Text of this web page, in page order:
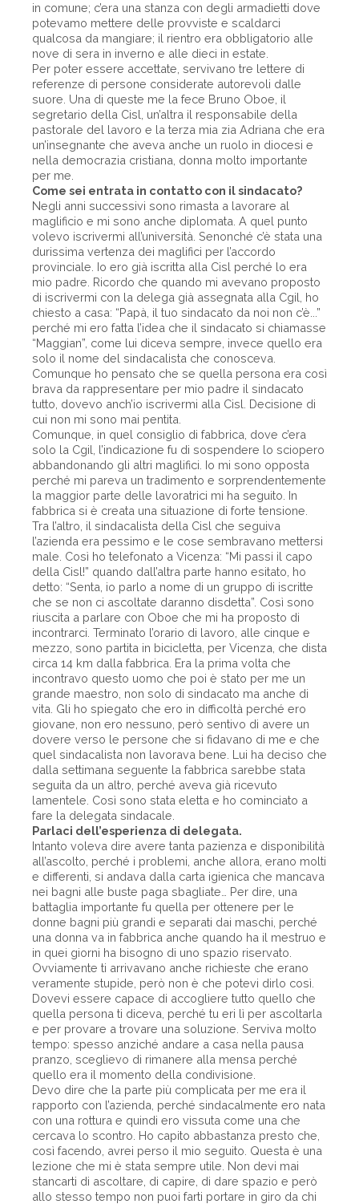
in comune; c’era una stanza con degli armadietti dove
potevamo mettere delle provviste e scaldarci
qualcosa da mangiare; il rientro era obbligatorio alle
nove di sera in inverno e alle dieci in estate.
Per poter essere accettate, servivano tre lettere di
referenze di persone considerate autorevoli dalle
suore. Una di queste me la fece Bruno Oboe, il
segretario della Cisl, un’altra il responsabile della
pastorale del lavoro e la terza mia zia Adriana che era
un’insegnante che aveva anche un ruolo in diocesi e
nella democrazia cristiana, donna molto importante
per me.
Come sei entrata in contatto con il sindacato?
Negli anni successivi sono rimasta a lavorare al
maglificio e mi sono anche diplomata. A quel punto
volevo iscrivermi all’università. Senonché c’è stata una
durissima vertenza dei maglifici per l’accordo
provinciale. Io ero già iscritta alla Cisl perché lo era
mio padre. Ricordo che quando mi avevano proposto
di iscrivermi con la delega già assegnata alla Cgil, ho
chiesto a casa: “Papà, il tuo sindacato da noi non c’è...”
perché mi ero fatta l’idea che il sindacato si chiamasse
“Maggian”, come lui diceva sempre, invece quello era
solo il nome del sindacalista che conosceva.
Comunque ho pensato che se quella persona era così
brava da rappresentare per mio padre il sindacato
tutto, dovevo anch’io iscrivermi alla Cisl. Decisione di
cui non mi sono mai pentita.
Comunque, in quel consiglio di fabbrica, dove c’era
solo la Cgil, l’indicazione fu di sospendere lo sciopero
abbandonando gli altri maglifici. Io mi sono opposta
perché mi pareva un tradimento e sorprendentemente
la maggior parte delle lavoratrici mi ha seguito. In
fabbrica si è creata una situazione di forte tensione.
Tra l’altro, il sindacalista della Cisl che seguiva
l’azienda era pessimo e le cose sembravano mettersi
male. Così ho telefonato a Vicenza: “Mi passi il capo
della Cisl!” quando dall’altra parte hanno esitato, ho
detto: “Senta, io parlo a nome di un gruppo di iscritte
che se non ci ascoltate daranno disdetta”. Così sono
riuscita a parlare con Oboe che mi ha proposto di
incontrarci. Terminato l’orario di lavoro, alle cinque e
mezzo, sono partita in bicicletta, per Vicenza, che dista
circa 14 km dalla fabbrica. Era la prima volta che
incontravo questo uomo che poi è stato per me un
grande maestro, non solo di sindacato ma anche di
vita. Gli ho spiegato che ero in difficoltà perché ero
giovane, non ero nessuno, però sentivo di avere un
dovere verso le persone che si fidavano di me e che
quel sindacalista non lavorava bene. Lui ha deciso che
dalla settimana seguente la fabbrica sarebbe stata
seguita da un altro, perché aveva già ricevuto
lamentele. Così sono stata eletta e ho cominciato a
fare la delegata sindacale.
Parlaci dell’esperienza di delegata.
Intanto voleva dire avere tanta pazienza e disponibilità
all’ascolto, perché i problemi, anche allora, erano molti
e differenti, si andava dalla carta igienica che mancava
nei bagni alle buste paga sbagliate… Per dire, una
battaglia importante fu quella per ottenere per le
donne bagni più grandi e separati dai maschi, perché
una donna va in fabbrica anche quando ha il mestruo e
in quei giorni ha bisogno di uno spazio riservato.
Ovviamente ti arrivavano anche richieste che erano
veramente stupide, però non è che potevi dirlo così.
Dovevi essere capace di accogliere tutto quello che
quella persona ti diceva, perché tu eri lì per ascoltarla
e per provare a trovare una soluzione. Serviva molto
tempo: spesso anziché andare a casa nella pausa
pranzo, sceglievo di rimanere alla mensa perché
quello era il momento della condivisione.
Devo dire che la parte più complicata per me era il
rapporto con l’azienda, perché sindacalmente ero nata
con una rottura e quindi ero vissuta come una che
cercava lo scontro. Ho capito abbastanza presto che,
così facendo, avrei perso il mio seguito. Questa è una
lezione che mi è stata sempre utile. Non devi mai
stancarti di ascoltare, di capire, di dare spazio e però
allo stesso tempo non puoi farti portare in giro da chi